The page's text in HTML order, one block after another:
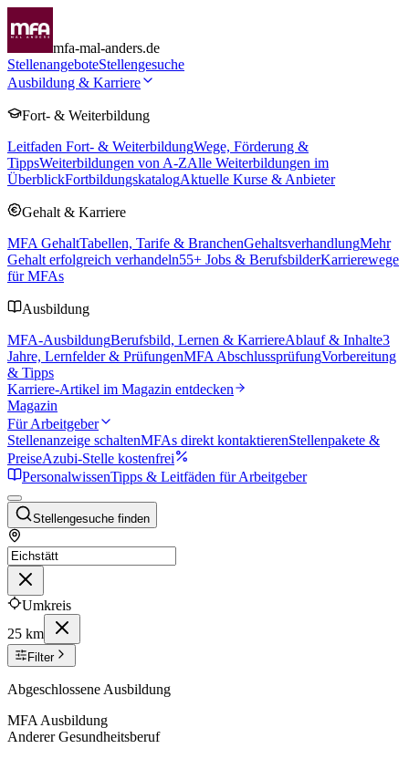
mfa-mal-anders.de
StellenangeboteStellengesuche
Ausbildung & Karriere
Fort- & Weiterbildung
Leitfaden Fort- & WeiterbildungWege, Förderung &
TippsWeiterbildungen von A-ZAlle Weiterbildungen im
ÜberblickFortbildungskatalogAktuelle Kurse & Anbieter
Gehalt & Karriere
MFA GehaltTabellen, Tarife & BranchenGehaltsverhandlungMehr
Gehalt erfolgreich verhandeln55+ Jobs & BerufsbilderKarrierewege
für MFAs
Ausbildung
MFA-AusbildungBerufsbild, Lernen & KarriereAblauf & Inhalte3
Jahre, Lernfelder & PrüfungenMFA AbschlussprüfungVorbereitung
& Tipps
Karriere-Artikel im Magazin entdecken
Magazin
Für Arbeitgeber
Stellenanzeige schaltenMFAs direkt kontaktierenStellenpakete &
PreiseAzubi-Stelle kostenfrei
PersonalwissenTipps & Leitfäden für Arbeitgeber
Stellengesuche finden
Umkreis
25 km
Filter
Abgeschlossene Ausbildung
MFA Ausbildung
Anderer Gesundheitsberuf